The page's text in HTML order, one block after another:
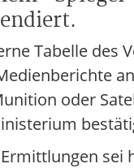
Tabelle
oder